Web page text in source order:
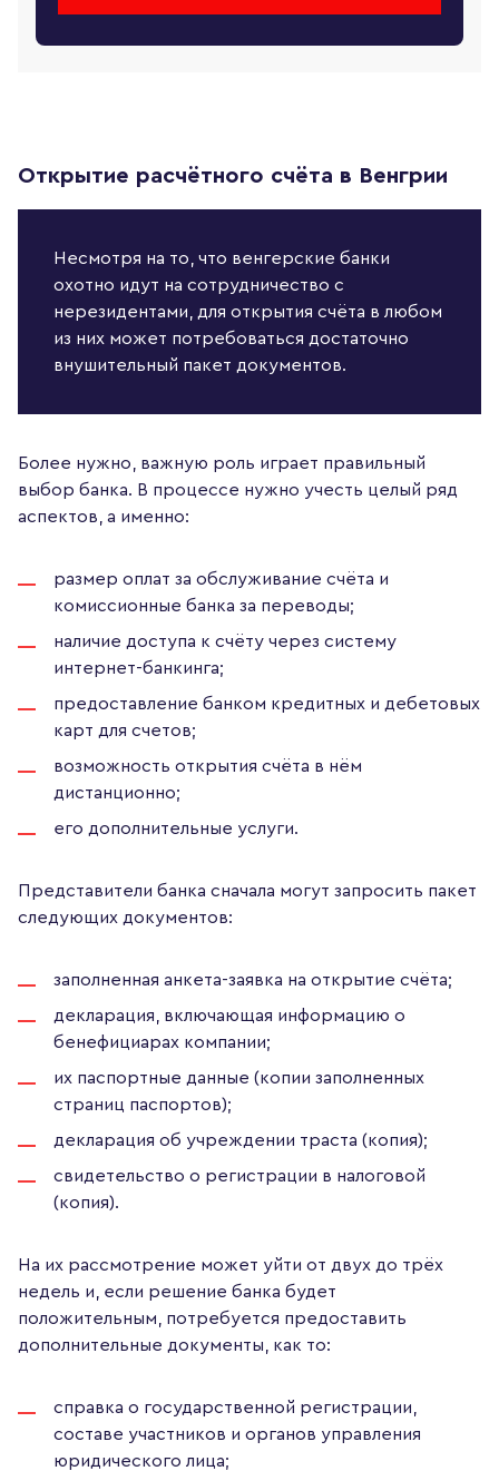
Открытие расчётного счёта в Венгрии
Несмотря на то, что венгерские банки
охотно идут на сотрудничество с
нерезидентами, для открытия счёта в любом
из них может потребоваться достаточно
внушительный пакет документов.
Более нужно, важную роль играет правильный
выбор банка. В процессе нужно учесть целый ряд
аспектов, а именно:
размер оплат за обслуживание счёта и
комиссионные банка за переводы;
наличие доступа к счёту через систему
интернет-банкинга;
предоставление банком кредитных и дебетовых
карт для счетов;
возможность открытия счёта в нём
дистанционно;
его дополнительные услуги.
Представители банка сначала могут запросить пакет
следующих документов:
заполненная анкета-заявка на открытие счёта;
декларация, включающая информацию о
бенефициарах компании;
их паспортные данные (копии заполненных
страниц паспортов);
декларация об учреждении траста (копия);
свидетельство о регистрации в налоговой
(копия).
На их рассмотрение может уйти от двух до трёх
недель и, если решение банка будет
положительным, потребуется предоставить
дополнительные документы, как то:
справка о государственной регистрации,
составе участников и органов управления
юридического лица;